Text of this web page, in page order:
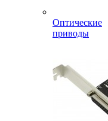
Оптические
приводы